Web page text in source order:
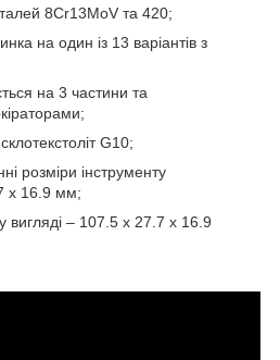
8Cr13MoV та 420;
на один із 13 варіантів з
на 3 частини та
G10;
розміри інструменту
х 16.9 мм;
вигляді – 107.5 х 27.7 х 16.9